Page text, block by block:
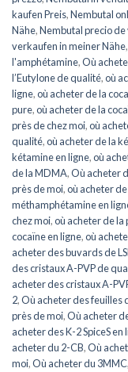
kaufen Preis,Nembutal
Nähe,Nembutal precio de
verkaufen in meiner Nähe,
l'amphétamine,Où
l’Eutylone de qualité,où
ligne,où acheter de la
pure,où acheter de la
près de chez moi,où
qualité,où acheter de la
kétamine en ligne,où
de la MDMA,Où acheter
près de moi,où acheter
méthamphétamine en
chez moi,où acheter de la
cocaïne en ligne,où
acheter des buvards de
des cristaux A-PVP de
acheter des cristaux A-
2,Où acheter des feuilles
près de moi,Où acheter
acheter des K-2 SpiceS en
acheter du 2-CB,Où
moi,Où acheter du 3MMC,